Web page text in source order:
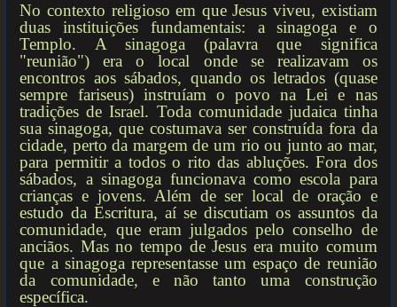
No contexto religioso em que Jesus viveu, existiam
duas instituições fundamentais: a sinagoga e o
Templo. A sinagoga (palavra que significa
"reunião") era o local onde se realizavam os
encontros aos sábados, quando os letrados (quase
sempre fariseus) instruíam o povo na Lei e nas
tradições de Israel. Toda comunidade judaica tinha
sua sinagoga, que costumava ser construída fora da
cidade, perto da margem de um rio ou junto ao mar,
para permitir a todos o rito das abluções. Fora dos
sábados, a sinagoga funcionava como escola para
crianças e jovens. Além de ser local de oração e
estudo da Escritura, aí se discutiam os assuntos da
comunidade, que eram julgados pelo conselho de
anciãos. Mas no tempo de Jesus era muito comum
que a sinagoga representasse um espaço de reunião
da comunidade, e não tanto uma construção
específica.